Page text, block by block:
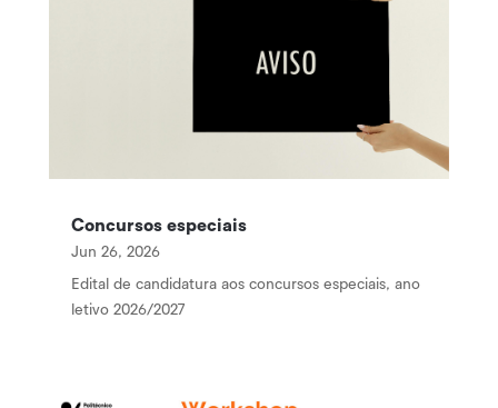
Concursos especiais
Jun 26, 2026
Edital de candidatura aos concursos especiais, ano
letivo 2026/2027